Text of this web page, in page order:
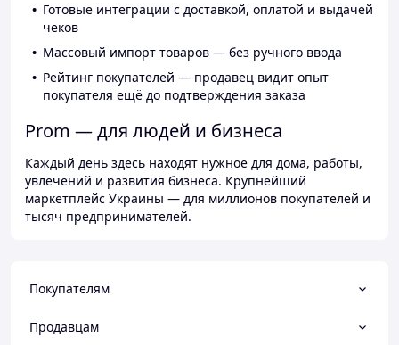
Готовые интеграции с доставкой, оплатой и выдачей
чеков
Массовый импорт товаров — без ручного ввода
Рейтинг покупателей — продавец видит опыт
покупателя ещё до подтверждения заказа
Prom — для людей и бизнеса
Каждый день здесь находят нужное для дома, работы,
увлечений и развития бизнеса. Крупнейший
маркетплейс Украины — для миллионов покупателей и
тысяч предпринимателей.
Покупателям
Продавцам